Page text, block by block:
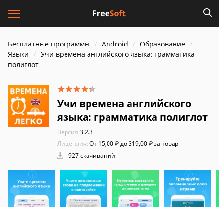
Бесплатные программы Android
Образование
Языки
Учи времена английского языка: грамматика
полиглот
Учи времена английского
языка: грамматика полиглот
Версия:3.2.3
Лицензия: От 15,00 ₽ до 319,00 ₽ за товар
927 скачиваний